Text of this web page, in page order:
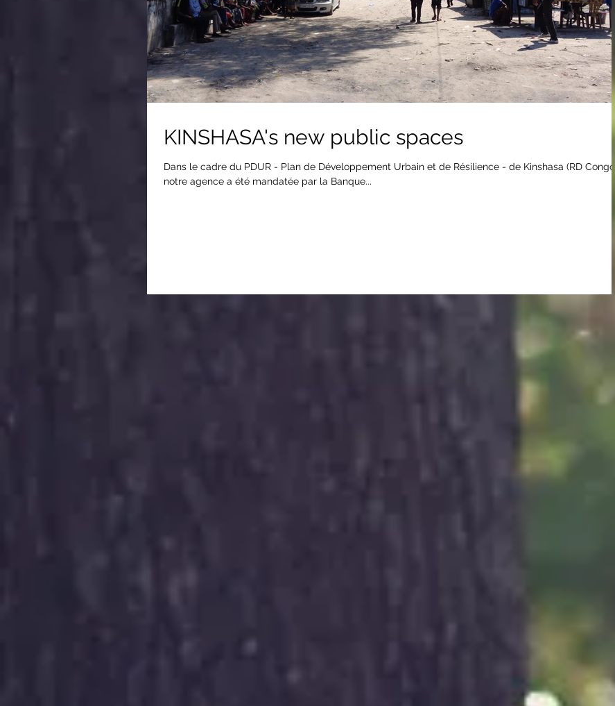
KINSHASA's new public spaces
Dans le cadre du PDUR - Plan de Développement Urbain et de Résilience - de Kinshasa (RD Congo),
notre agence a été mandatée par la Banque...